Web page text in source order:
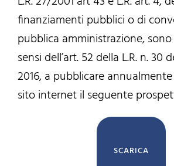
finanziamenti pubblici o di
pubblica amministrazione,
sensi dell’art. 52 della L.R. n. 30
2016, a pubblicare
sito internet il seguente
SCARICA